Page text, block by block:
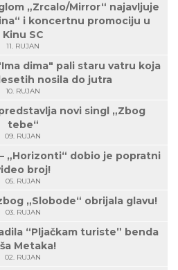
„Zrcalo/Mirror“ najavljuje
i koncertnu promociju u
Kinu SC
11. RUJAN
dima" pali staru vatru koja
nosila do jutra
10. RUJAN
novi singl „Zbog
tebe“
09. RUJAN
– „Horizonti“ dobio je popratni
broj!
05. RUJAN
„Slobode“ obrijala glavu!
03. RUJAN
“Pljačkam turiste” benda
Metaka!
02. RUJAN